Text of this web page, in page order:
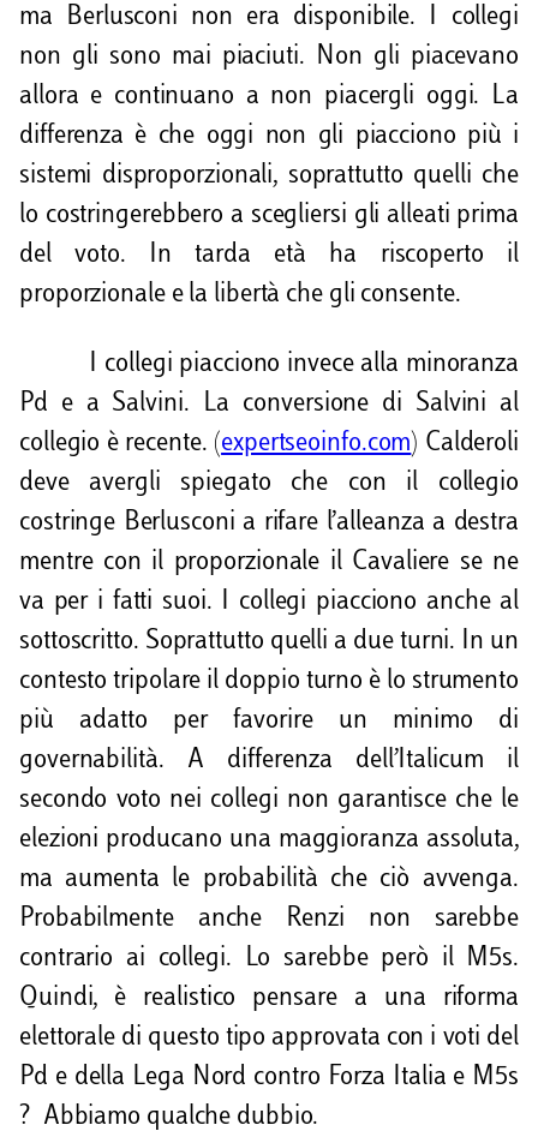
ma Berlusconi non era disponibile. I collegi
non gli sono mai piaciuti. Non gli piacevano
allora e continuano a non piacergli oggi. La
differenza è che oggi non gli piacciono più i
sistemi disproporzionali, soprattutto quelli che
lo costringerebbero a scegliersi gli alleati prima
del voto. In tarda età ha riscoperto il
proporzionale e la libertà che gli consente.
I collegi piacciono invece alla minoranza
Pd e a Salvini. La conversione di Salvini al
collegio è recente. (expertseoinfo.com) Calderoli
deve avergli spiegato che con il collegio
costringe Berlusconi a rifare l’alleanza a destra
mentre con il proporzionale il Cavaliere se ne
va per i fatti suoi. I collegi piacciono anche al
sottoscritto. Soprattutto quelli a due turni. In un
contesto tripolare il doppio turno è lo strumento
più adatto per favorire un minimo di
governabilità. A differenza dell’Italicum il
secondo voto nei collegi non garantisce che le
elezioni producano una maggioranza assoluta,
ma aumenta le probabilità che ciò avvenga.
Probabilmente anche Renzi non sarebbe
contrario ai collegi. Lo sarebbe però il M5s.
Quindi, è realistico pensare a una riforma
elettorale di questo tipo approvata con i voti del
Pd e della Lega Nord contro Forza Italia e M5s
? Abbiamo qualche dubbio.